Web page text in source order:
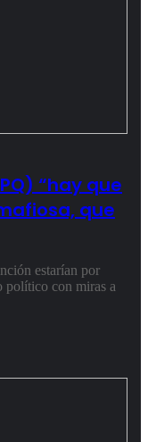
“hay que
que
estarían por
político con miras a